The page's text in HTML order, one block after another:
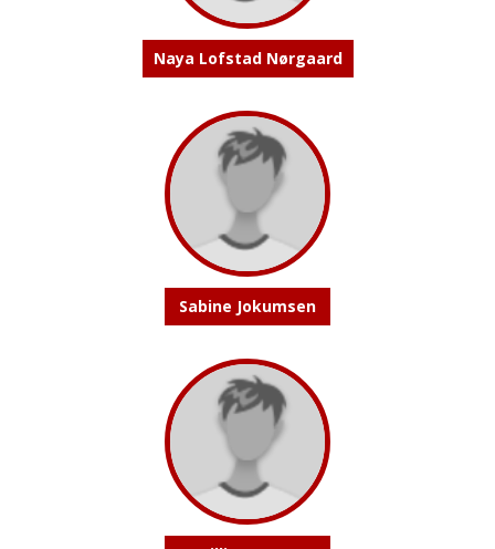
Naya Lofstad Nørgaard
Sabine Jokumsen